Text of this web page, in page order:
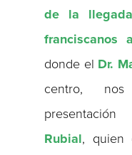
de la
franciscanos
donde el Dr.
centro,
Rubial, quien